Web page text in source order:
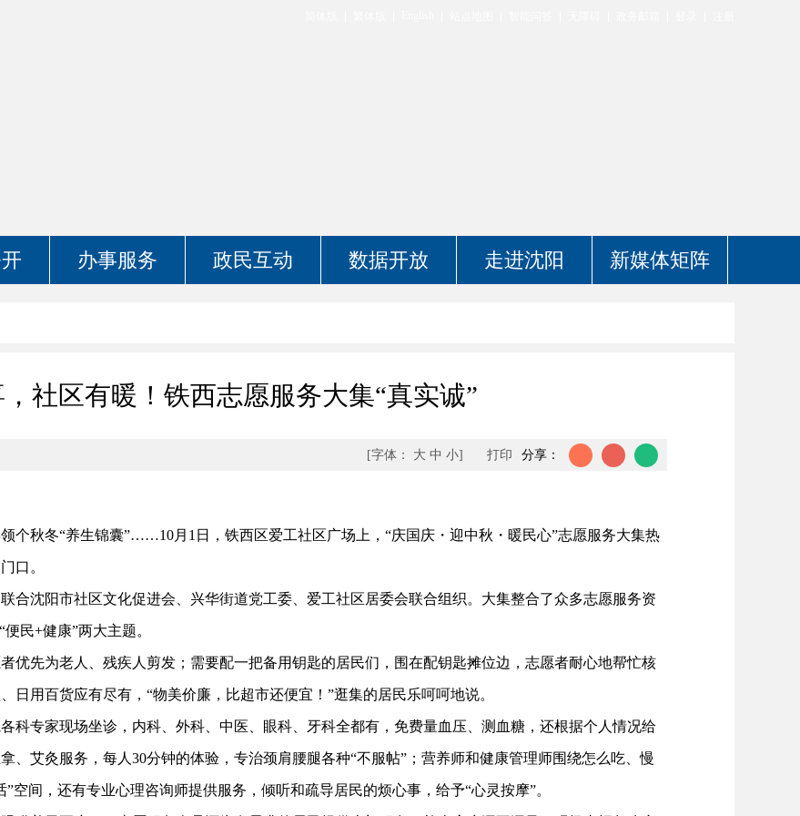
办事服务 政民互动 数据开放 走进沈阳 新媒体矩阵
社区有暖！铁西志愿服务大集“真实诚”
分享：
[字体： 大 中 小] 打印
秋冬“养生锦囊”……10月1日，铁西区爱工社区广场上，“庆国庆・迎中秋・暖民心”志愿服务大集热
口。
沈阳市社区文化促进会、兴华街道党工委、爱工社区居委会联合组织。大集整合了众多志愿服务资
民+健康”两大主题。
先为老人、残疾人剪发；需要配一把备用钥匙的居民们，围在配钥匙摊位边，志愿者耐心地帮忙核
日用百货应有尽有，“物美价廉，比超市还便宜！”逛集的居民乐呵呵地说。
专家现场坐诊，内科、外科、中医、眼科、牙科全都有，免费量血压、测血糖，还根据个人情况给
、艾灸服务，每人30分钟的体验，专治颈肩腰腿各种“不服帖”；营养师和健康管理师围绕怎么吃、慢
空间，还有专业心理咨询师提供服务，倾听和疏导居民的烦心事，给予“心灵按摩”。